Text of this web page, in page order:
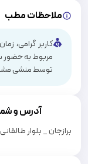
ملاحظات مطب
کاربر گرامی،
مربوط به حضور
توسط منشی
آدرس و
برازجان _ بلوار طالقانی